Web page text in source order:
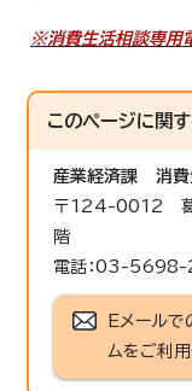
※消費生活相談専
このページに関
産業経済課
消費
〒124-0012 葛
階
電話：03-
Eメールで
ムをご利用